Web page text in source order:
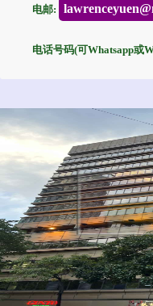
电邮:
电话号码(可Whatsapp或